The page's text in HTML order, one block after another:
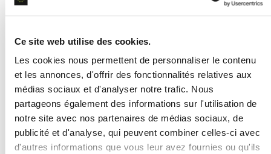
Ce site web utilise des cookies.
Les cookies nous permettent de personnaliser le contenu
et les annonces, d'offrir des fonctionnalités relatives aux
médias sociaux et d'analyser notre trafic. Nous
partageons également des informations sur l'utilisation de
notre site avec nos partenaires de médias sociaux, de
publicité et d'analyse, qui peuvent combiner celles-ci avec
d'autres informations que vous leur avez fournies ou qu'ils
Un bot intégré à une base Notion fournit des
Déploiement Multicanal
Chat Thingpermet de déployer des bots sur
plusieursplateformescomme Slack, Discord,